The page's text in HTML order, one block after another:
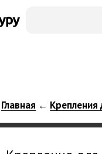
Главная ←